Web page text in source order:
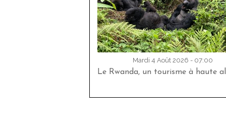
Mardi 4 Août 2026 - 07:00
Le Rwanda, un tourisme à haute